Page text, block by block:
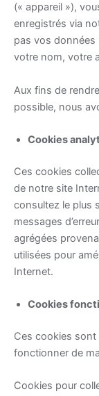
(« appareil »),
enregistrés via
pas vos données
votre nom, votre
Aux fins de
possible, nous
Cookies
Ces cookies
de notre site
consultez le plus
messages
agrégées
utilisées pour
Internet.
Cookies
Ces cookies
fonctionner de
Cookies pour